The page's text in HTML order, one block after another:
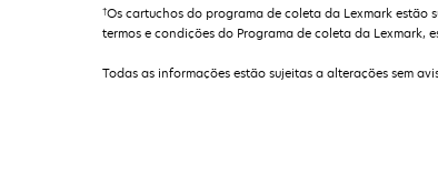
†Os cartuchos do programa de coleta da Lexmark estão
termos e condições do Programa de coleta da Lexmark,
Todas as informações estão sujeitas a alterações sem